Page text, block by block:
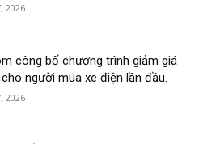
2026
công bố chương trình giảm giá
người mua xe điện lần đầu.
2026